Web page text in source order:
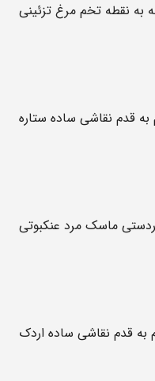
به نقطه تخم مرغ تزئینی
قدم نقاشی ساده ستاره
ماسک مرد عنکبوتی
به قدم نقاشی ساده اردک